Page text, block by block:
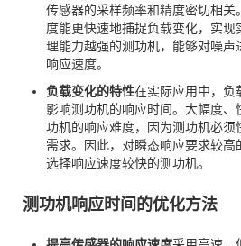
传感器的采样频率和精度密切相关
度能更快速地捕捉负载变化，实现
理能力越强的测功机，能够对噪声
响应速度。
负载变化的特性在实际应用中，负
影响测功机的响应时间。大幅度、
功机的响应难度，因为测功机必须
需求。因此，对瞬态响应要求较
选择响应速度较快的测功机。
测功机响应时间的优化方法